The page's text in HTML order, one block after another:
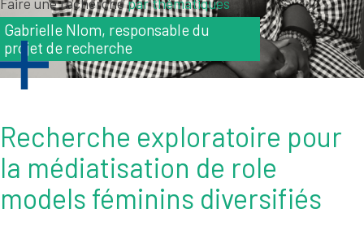
Gabrielle Nlom, responsable du
projet de recherche
Recherche exploratoire pour
la médiatisation de role
models féminins diversifiés